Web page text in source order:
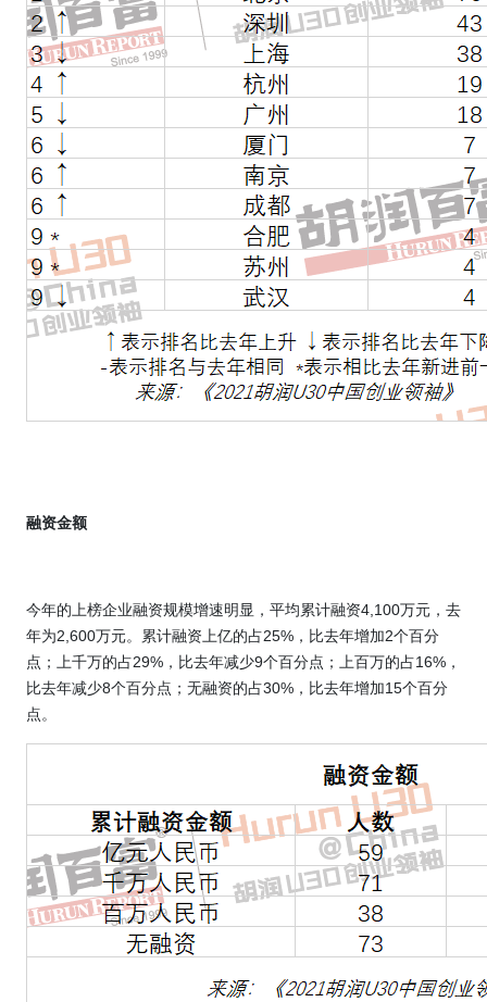
融资金额
今年的上榜企业融资规模增速明显，平均累计融资4,100万元，去
年为2,600万元。累计融资上亿的占25% ，比去年增加2个百分
点；上千万的占29% ，比去年减少9个百分点；上百万的占16% ，
比去年减少8个百分点；无融资的占30% ，比去年增加15个百分
点。